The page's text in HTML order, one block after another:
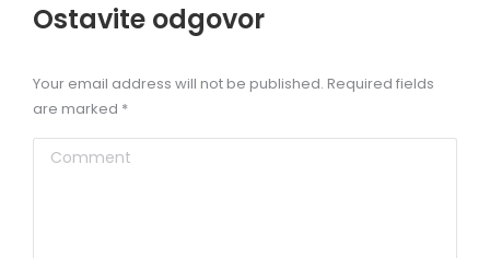
Ostavite odgovor
Your email address will not be published. Required fields
are marked *
Comment